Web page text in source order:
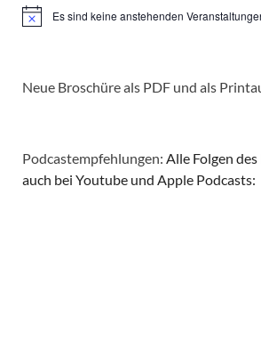
HinweisEs sind keine anstehenden
Neue Broschüre als PDF und als
Podcastempfehlungen: Alle Folgen
auch bei Youtube und Apple Podcasts: